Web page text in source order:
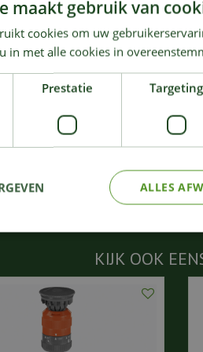
je de bewatering van je tuin
over het handmatig
tuin.
KIJK OOK
maakt gebruik van
cookies om uw
in met alle cookies in
Prestatie Targeting
ALLES